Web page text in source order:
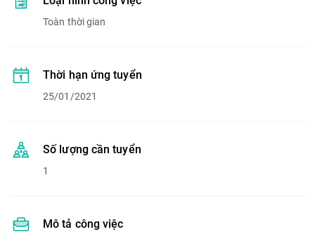
Toàn thời gian
Thời hạn ứng tuyển
25/01/2021
Số lượng cần tuyển
1
Mô tả công việc